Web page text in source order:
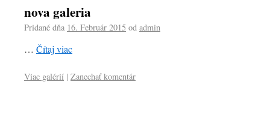
nova galeria
Pridané dňa 16. Február 2015 od admin
… Čítaj viac
Viac galérií | Zanechať komentár